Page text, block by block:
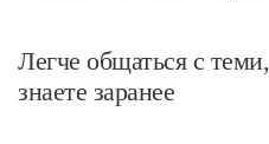
Легче общаться с
знаете заранее